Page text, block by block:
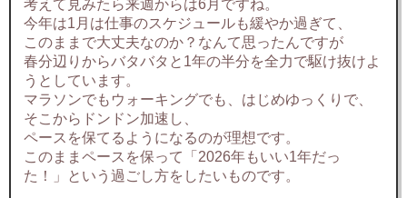
考えて見みたら来週からは6月ですね。
今年は1月は仕事のスケジュールも緩やか過ぎて、
このままで大丈夫なのか？なんて思ったんですが
春分辺りからバタバタと1年の半分を全力で駆け抜けよ
うとしています。
マラソンでもウォーキングでも、はじめゆっくりで、
そこからドンドン加速し、
ペースを保てるようになるのが理想です。
このままペースを保って「2026年もいい1年だっ
た！」という過ごし方をしたいものです。